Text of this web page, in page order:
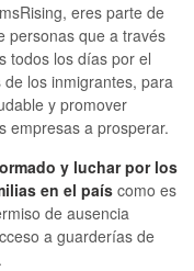
eres parte de
personas que a través
todos los días por el
los inmigrantes, para
y promover
empresas a prosperar.
y luchar por los
en el país como es
de ausencia
a guarderías de